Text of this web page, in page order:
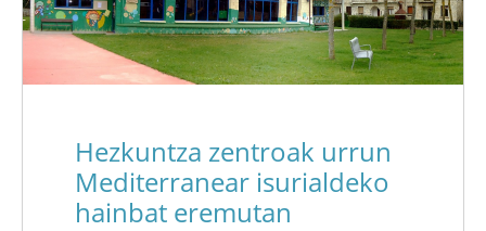
Hezkuntza zentroak urrun
Mediterranear isurialdeko
hainbat eremutan